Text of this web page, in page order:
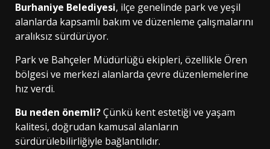
Burhaniye Belediyesi, ilçe genelinde park ve yeşil
alanlarda kapsamlı bakım ve düzenleme çalışmalarını
aralıksız sürdürüyor.
Park ve Bahçeler Müdürlüğü ekipleri, özellikle Ören
bölgesi ve merkezi alanlarda çevre düzenlemelerine
hız verdi.
Bu neden önemli?Çünkü kent estetiği ve yaşam
kalitesi, doğrudan kamusal alanların
sürdürülebilirliğiyle bağlantılıdır.